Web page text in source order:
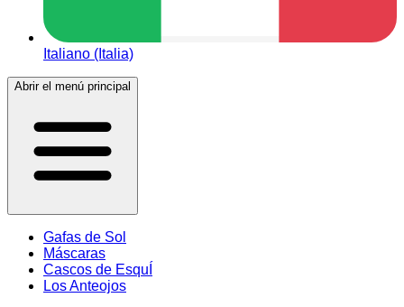
Italiano (Italia)
Abrir el menú principal
Gafas de Sol
Máscaras
Cascos de EsquÍ
Los Anteojos